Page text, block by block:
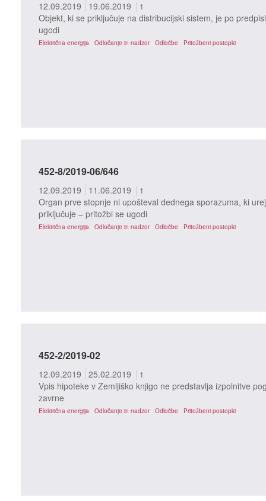
12.09.2019 19.06.2019 1
Objekt, ki se priključuje na distribucijski sistem, je po
ugodi
Električna energija Odločanje in nadzor Odločbe Pritožbeni postopki
452-8/2019-06/646
12.09.2019 11.06.2019 1
Organ prve stopnje ni upošteval dednega sporazuma, ki
priključuje – pritožbi se ugodi
Električna energija Odločanje in nadzor Odločbe Pritožbeni postopki
452-2/2019-02
12.09.2019 25.02.2019 1
Vpis hipoteke v Zemljiško knjigo ne predstavlja izpolnitve
zavrne
Električna energija Odločanje in nadzor Odločbe Pritožbeni postopki